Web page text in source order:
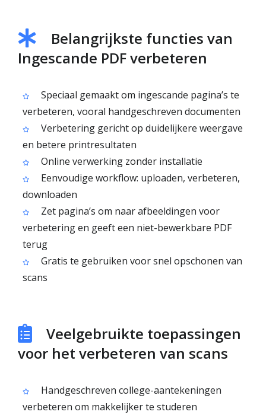
Belangrijkste functies van
Ingescande PDF verbeteren
Speciaal gemaakt om ingescande pagina’s te
verbeteren, vooral handgeschreven documenten
Verbetering gericht op duidelijkere weergave
en betere printresultaten
Online verwerking zonder installatie
Eenvoudige workflow: uploaden, verbeteren,
downloaden
Zet pagina’s om naar afbeeldingen voor
verbetering en geeft een niet-bewerkbare PDF
terug
Gratis te gebruiken voor snel opschonen van
scans
Veelgebruikte toepassingen
voor het verbeteren van scans
Handgeschreven college-aantekeningen
verbeteren om makkelijker te studeren